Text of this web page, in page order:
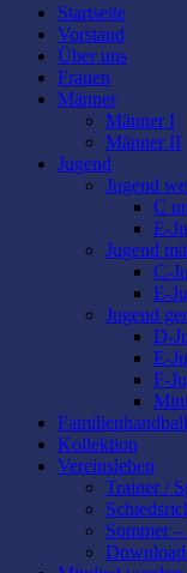
oben
scrollen
Startseite
Vorstand
Über uns
Frauen
Männer
Männer I
Männer II
Jugend
Jugend
C
E-
Jugend
C-
E-
Jugend
D-
E-
F-
Familienhandball
Kollektion
Vereinsleben
Trainer /
Sommer